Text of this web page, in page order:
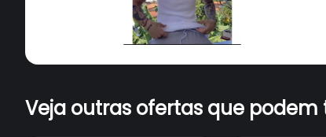
Veja outras ofertas que podem